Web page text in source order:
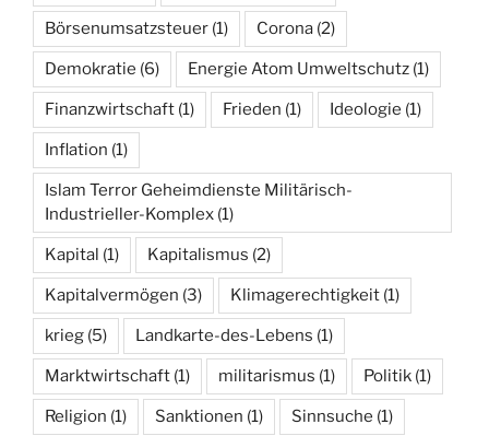
Börsenumsatzsteuer (1) Corona (2)
Demokratie (6) Energie Atom Umweltschutz (1)
Finanzwirtschaft (1) Frieden (1) Ideologie (1)
Inflation (1)
Islam Terror Geheimdienste Militärisch-
Industrieller-Komplex (1)
Kapital (1) Kapitalismus (2)
Kapitalvermögen (3) Klimagerechtigkeit (1)
krieg (5) Landkarte-des-Lebens (1)
Marktwirtschaft (1) militarismus (1) Politik (1)
Religion (1) Sanktionen (1) Sinnsuche (1)